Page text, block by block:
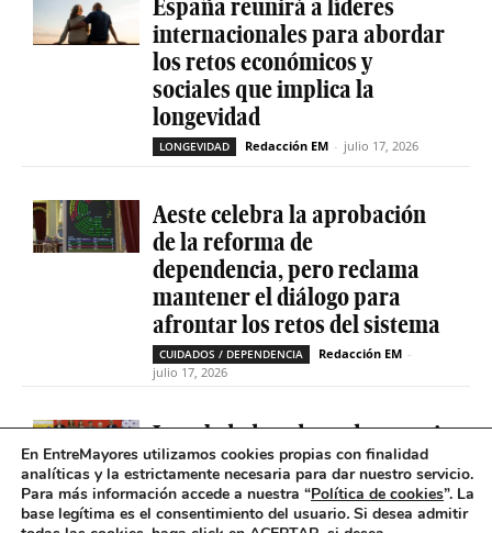
España reunirá a líderes
internacionales para abordar
los retos económicos y
sociales que implica la
longevidad
LONGEVIDAD Redacción EM - julio 17, 2026
Aeste celebra la aprobación
de la reforma de
dependencia, pero reclama
mantener el diálogo para
afrontar los retos del sistema
CUIDADOS / DEPENDENCIA Redacción EM -
julio 17, 2026
La soledad no deseada es casi
cinco veces superior entre
personas que tienen
problemas de salud mental
En EntreMayores utilizamos cookies propias con finalidad
analíticas y la estrictamente necesaria para dar nuestro servicio.
Para más información accede a nuestra “Política de cookies”. La
base legítima es el consentimiento del usuario. Si desea admitir